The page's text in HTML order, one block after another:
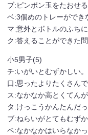
ブ:ピンポン玉をたおせ
ベ:3個めのトレーができ
マ:意外とボトルのふち
ク:答えることができた
小5男子(5)
チ:いがいとむずかしい。
口:思ったよりたくさんで
ス:なかなか高とくてん
タ:けっこうかんたんだっ
ブ:ねらいがとてもむずか
ベ:なかなかはいらなか